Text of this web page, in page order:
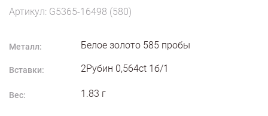
Артикул: G5365-16498 (580)
Металл: Белое золото 585 пробы
Вставки: 2Рубин 0,564ct 1б/1
Вес: 1.83 г